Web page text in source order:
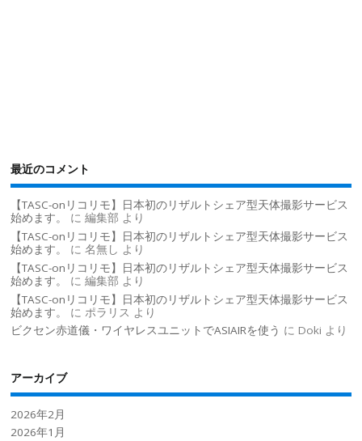
最近のコメント
【TASC-onリコリモ】日本初のリザルトシェア型天体撮影サービス
始めます。
に編集部 より
【TASC-onリコリモ】日本初のリザルトシェア型天体撮影サービス
始めます。
に名無し より
【TASC-onリコリモ】日本初のリザルトシェア型天体撮影サービス
始めます。
に編集部 より
【TASC-onリコリモ】日本初のリザルトシェア型天体撮影サービス
始めます。
に ポラリス より
ビクセン赤道儀・ワイヤレスユニットでASIAIRを使う に Doki より
アーカイブ
2026年2月
2026年1月